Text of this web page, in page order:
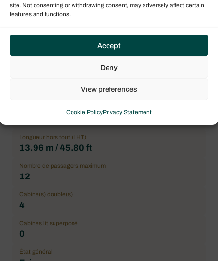
site. Not consenting or withdrawing consent, may adversely affect certain
features and functions.
Accept
Deny
View preferences
Cookie PolicyPrivacy Statement
Libertas DS
Longueur hors tout (LHT)
13.96 m / 45.80 ft
Nombre de passagers maximum
12
Cabine(s) double(s)
4
Cabines lit superposé
0
État général